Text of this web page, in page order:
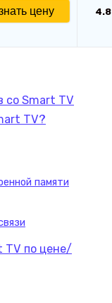
цену 4.8
со Smart TV
TV?
памяти
TV по цене/